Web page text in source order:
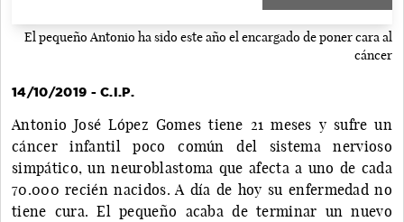
El pequeño Antonio ha sido este año el encargado de poner cara al
cáncer
14/10/2019 - C.I.P.
Antonio José López Gomes tiene 21 meses y sufre un
cáncer infantil poco común del sistema nervioso
simpático, un neuroblastoma que afecta a uno de cada
70.000 recién nacidos. A día de hoy su enfermedad no
tiene cura. El pequeño acaba de terminar un nuevo